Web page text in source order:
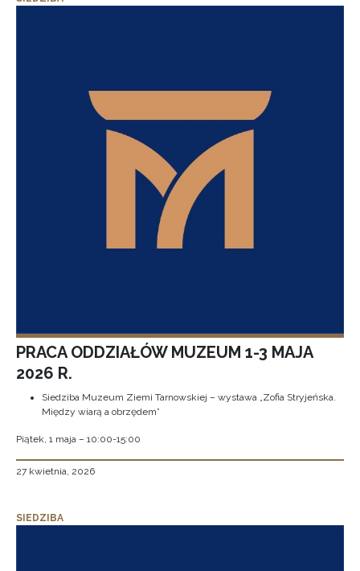
PRACA ODDZIAŁÓW MUZEUM 1-3 MAJA
2026 R.
Siedziba Muzeum Ziemi Tarnowskiej – wystawa „Zofia Stryjeńska.
Między wiarą a obrzędem”
Piątek, 1 maja – 10:00-15:00
27 kwietnia, 2026
SIEDZIBA